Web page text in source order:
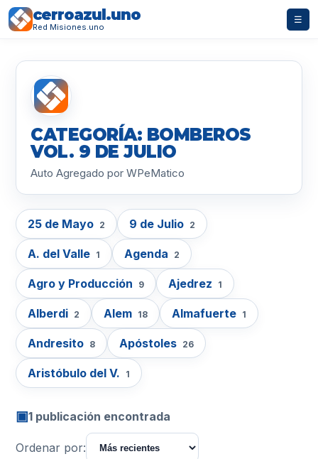
cerroazul.uno
Red Misiones.uno
☰
CATEGORÍA: BOMBEROS
VOL. 9 DE JULIO
Auto Agregado por WPeMatico
25 de Mayo 2 9 de Julio 2
A. del Valle 1 Agenda 2
Agro y Producción 9 Ajedrez 1
Alberdi 2 Alem 18 Almafuerte 1
Andresito 8 Apóstoles 26
Aristóbulo del V. 1
▣1 publicación encontrada
Ordenar por: